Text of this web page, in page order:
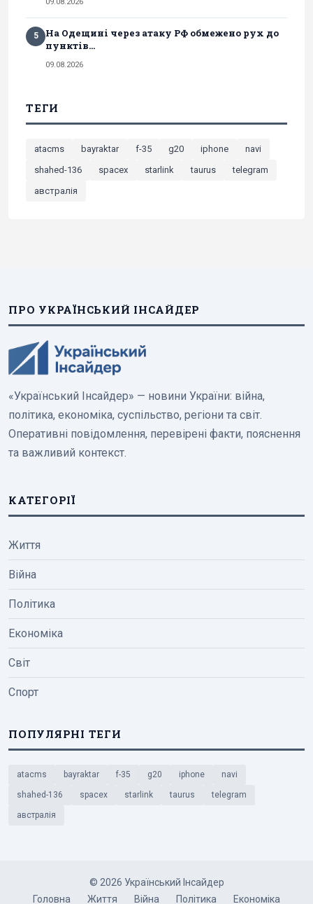
5
На Одещині через атаку РФ обмежено рух до
пунктів...
09.08.2026
ТЕГИ
atacms bayraktar f-35 g20 iphone
navi
shahed-136
spacex starlink taurus
telegram
австралія
ПРО УКРАЇНСЬКИЙ ІНСАЙДЕР
«Український Інсайдер» — новини України: війна,
політика, економіка, суспільство, регіони та світ.
Оперативні повідомлення, перевірені факти, пояснення
та важливий контекст.
КАТЕГОРІЇ
Життя
Війна
Політика
Економіка
Світ
Спорт
ПОПУЛЯРНІ ТЕГИ
atacms bayraktar f-35 g20 iphone navi
shahed-136 spacex starlink taurus telegram
австралія
© 2026 Український Інсайдер
Головна
Життя Війна Політика Економіка